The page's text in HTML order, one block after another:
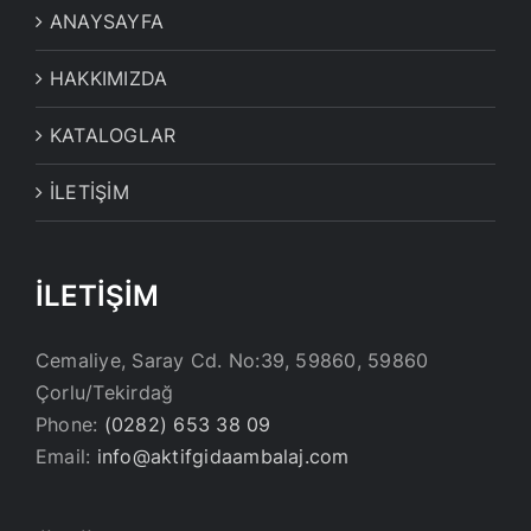
ANAYSAYFA
HAKKIMIZDA
KATALOGLAR
İLETİŞİM
İLETİŞİM
Cemaliye, Saray Cd. No:39, 59860, 59860
Çorlu/Tekirdağ
Phone: (0282) 653 38 09
Email: info@aktifgidaambalaj.com